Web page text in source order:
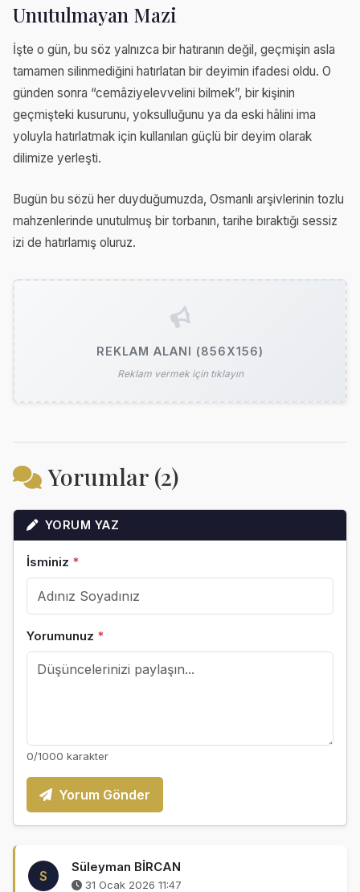
Unutulmayan Mazi
İşte o gün, bu söz yalnızca bir hatıranın değil, geçmişin asla
tamamen silinmediğini hatırlatan bir deyimin ifadesi oldu. O
günden sonra “cemâziyelevvelini bilmek”, bir kişinin
geçmişteki kusurunu, yoksulluğunu ya da eski hâlini ima
yoluyla hatırlatmak için kullanılan güçlü bir deyim olarak
dilimize yerleşti.
Bugün bu sözü her duyduğumuzda, Osmanlı arşivlerinin tozlu
mahzenlerinde unutulmuş bir torbanın, tarihe bıraktığı sessiz
izi de hatırlamış oluruz.
REKLAM ALANI (856X156)
Reklam vermek için tıklayın
Yorumlar (2)
YORUM YAZ
İsminiz *
Yorumunuz *
0/1000 karakter
Yorum Gönder
S
Süleyman BİRCAN
31 Ocak 2026 11:47